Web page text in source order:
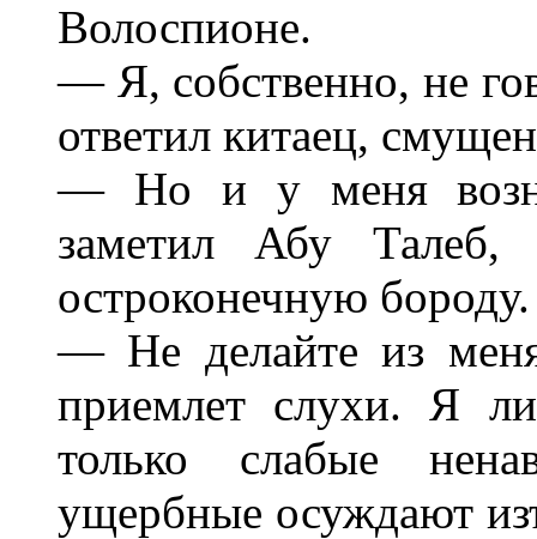
Волоспионе.
— Я, собственно, не
ответил китаец,
— Но и у меня
заметил Абу Талеб,
остроконечную бороду.
— Не делайте из
приемлет слухи. Я
только слабые
ущербные осуждают